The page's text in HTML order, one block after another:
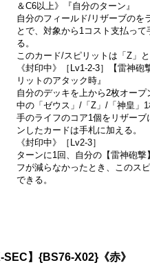
＆C6以上》『自分のターン』
自分のフィールド/リザーブのを
とで、対象から1コスト支払って
る。
このカード/スピリットは「Z」と
《封印中》［Lv1-2-3］【雷神砲
リットのアタック時』
自分のデッキを上から2枚オープ
中の「ゼウス」/「Z」/「神皇」
手のライフのコア1個をリザーブ
ンしたカードは手札に加える。
《封印中》［Lv2-3］
ターンに1回、自分の【雷神砲撃
フが減らなかったとき、このス
できる。
】{BS76-X02}《赤》